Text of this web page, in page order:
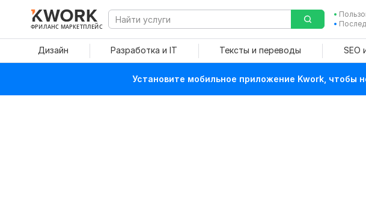
ФРИЛАНС МАРКЕТПЛЕЙС
Дизайн Разработка и IT Тексты и переводы SEO
Установите мобильное приложение Kwork, чтобы